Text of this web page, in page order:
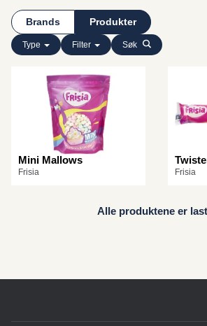
Brands Produkter
Type Filter Søk
Mini Mallows
Frisia Frisia
Alle produktene er